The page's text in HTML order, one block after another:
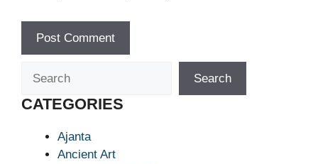
Search
CATEGORIES
Ajanta
Ancient Art